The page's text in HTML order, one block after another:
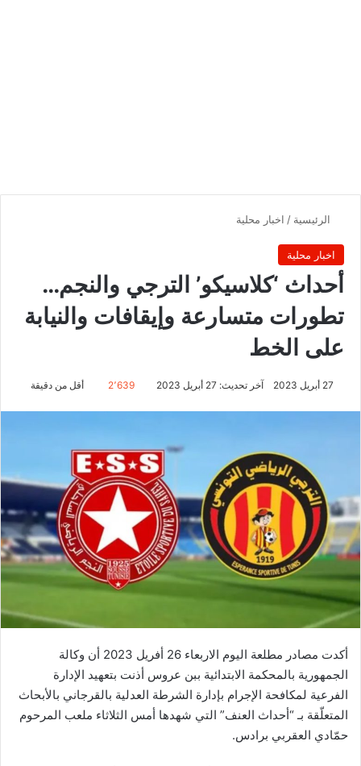
الرئيسية / اخبار محلية
اخبار محلية
أحداث ‘كلاسيكو’ الترجي والنجم…
تطورات متسارعة وإيقافات والنيابة
على الخط
27 أبريل 2023 آخر تحديث: 27 أبريل 2023 2٬639 أقل من دقيقة
أكدت مصادر مطلعة اليوم الاربعاء 26 أفريل 2023 أن وكالة
الجمهورية بالمحكمة الابتدائية ببن عروس أذنت بتعهيد الإدارة
الفرعية لمكافحة الإجرام بإدارة الشرطة العدلية بالقرجاني بالأبحاث
المتعلّقة بـ “أحداث العنف” التي شهدها أمس الثلاثاء ملعب المرحوم
حمّادي العقربي برادس.